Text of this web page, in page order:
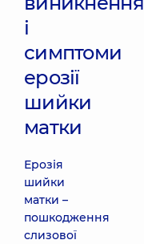
і
симптоми
ерозії
шийки
матки
Ерозія
шийки
матки –
пошкодження
слизової